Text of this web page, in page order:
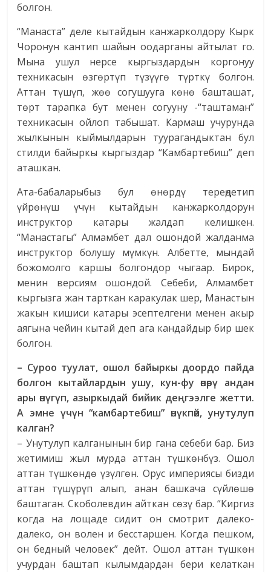
болгон.
“Манаста” деле кытайдын канжарколдору Кырк
Чоронун кантип шайын оодарганы айтылат го.
Мына ушул нерсе кыргыздардын коргонуу
техникасын өзгөртүп түзүүгө түрткү болгон.
Аттан түшүп, жөө согушууга көнө башташат,
төрт тарапка бут менен согууну -“таштаман”
техникасын ойлоп табышат. Кармаш учурунда
жылкынын кыймылдарын туурагандыктан бул
стилди байыркы кыргыздар “Камбартебиш” деп
аташкан.
Ата-бабаларыбыз бул өнөрдү тереңдетип
үйрөнүш үчүн кытайдын канжарколдорун
инструктор катары жалдап келишкен.
“Манастагы” Алмамбет дал ошондой жалданма
инструктор болушу мүмкүн. Албетте, мындай
божомолго каршы болгондор чыгаар. Бирок,
менин версиям ошондой. Себеби, Алмамбет
кыргызга жан тарткан каракулак шер, Манастын
жакын кишиси катары эсептелгени менен акыр
аягына чейин кытай деп ага кандайдыр бир шек
болгон.
– Суроо туулат, ошол байыркы доордо пайда
болгон кытайлардын ушу, кун-фу өнөрү андан
ары өнүгүп, азыркыдай бийик деңгээлге жетти.
А эмне үчүн “камбартебиш” өнүкпөй, унутулуп
калган?
– Унутулуп калганынын бир гана себеби бар. Биз
жетимиш жыл мурда аттан түшкөнбүз. Ошол
аттан түшкөндө үзүлгөн. Орус империясы бизди
аттан түшүрүп алып, анан башкача сүйлөшө
баштаган. Скоболевдин айткан сөзү бар. “Киргиз
когда на лощаде сидит он смотрит далеко-
далеко, он волен и бесстаршен. Когда пешком,
он бедный человек” дейт. Ошол аттан түшкөн
учурдан баштап кылымдардан бери келаткан